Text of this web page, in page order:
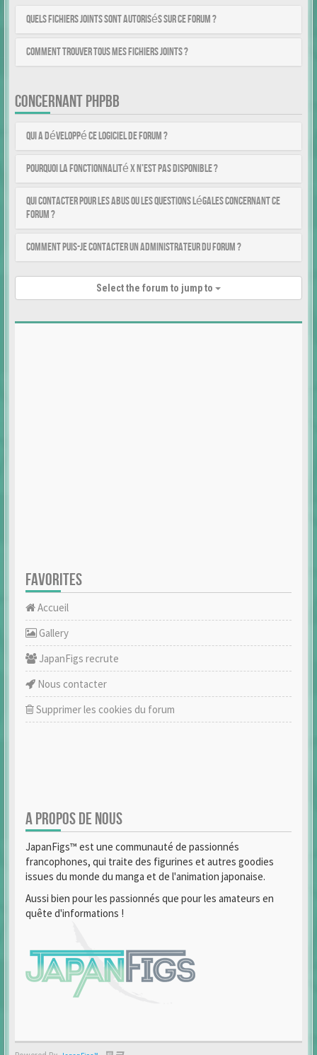
Quels fichiers joints sont autorisés sur ce forum ?
Comment trouver tous mes fichiers joints ?
CONCERNANT PHPBB
Qui a développé ce logiciel de forum ?
Pourquoi la fonctionnalité X n’est pas disponible ?
Qui contacter pour les abus ou les questions légales concernant ce
forum ?
Comment puis-je contacter un administrateur du forum ?
Select the forum to jump to
FAVORITES
Accueil
Gallery
JapanFigs recrute
Nous contacter
Supprimer les cookies du forum
A PROPOS DE NOUS
JapanFigs™ est une communauté de passionnés
francophones, qui traite des figurines et autres goodies
issues du monde du manga et de l'animation japonaise.
Aussi bien pour les passionnés que pour les amateurs en
quête d'informations !